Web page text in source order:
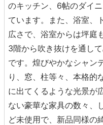
のキッチン、6帖のダイ
ています。また、浴室、
広さで、浴室からは坪庭
3階から吹き抜けを通し
です。煌びやかなシャン
り、窓、柱等々、本格的
に出てくるような光景が
ない豪華な家具の数々、
ど未使用で、新品同様の